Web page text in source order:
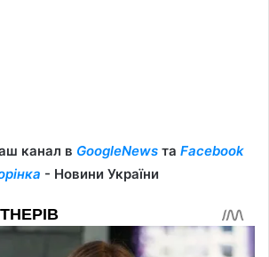
канал в GoogleNews та Facebook
- Новини України